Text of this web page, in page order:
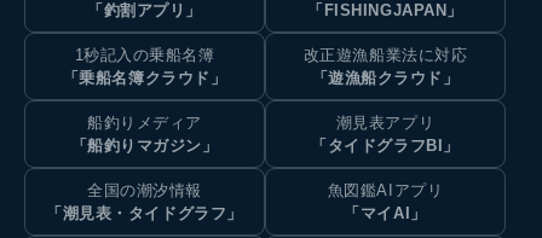
「釣割アプリ」
「FISHINGJAPAN」
1秒記入の乗船名簿
「乗船名簿クラウド」
改正遊漁船業法に対応
「遊漁船クラウド」
船釣りメディア
「船釣りマガジン」
潮見表アプリ
「タイドグラフBI」
全国の潮汐情報
「潮見表・タイドグラフ」
魚図鑑AIアプリ
「マイAI」